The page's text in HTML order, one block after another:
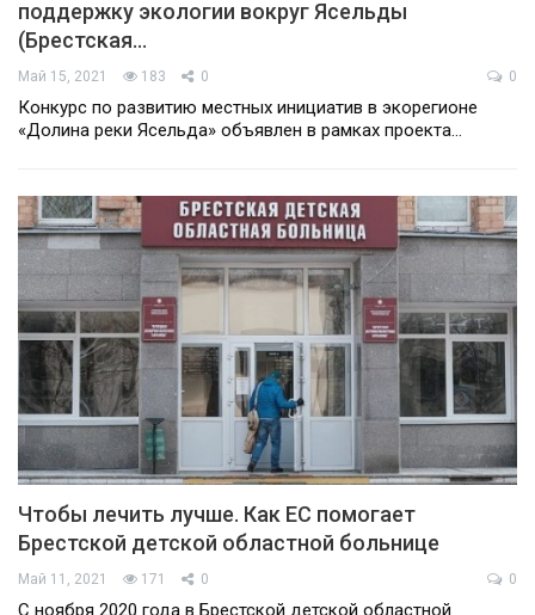
поддержку экологии вокруг Ясельды
(Брестская…
Май 15, 2021 183 0 0
Конкурс по развитию местных инициатив в экорегионе
«Долина реки Ясельда» объявлен в рамках проекта…
Чтобы лечить лучше. Как ЕС помогает
Брестской детской областной больнице
Май 11, 2021 171 0 0
C ноября 2020 года в Брестской детской областной